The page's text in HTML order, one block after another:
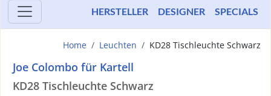
HERSTELLER DESIGNER SPECIALS
Home Leuchten KD28 Tischleuchte Schwarz
Joe Colombo für Kartell
KD28 Tischleuchte Schwarz